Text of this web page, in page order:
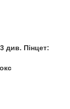
див. Пінцет: